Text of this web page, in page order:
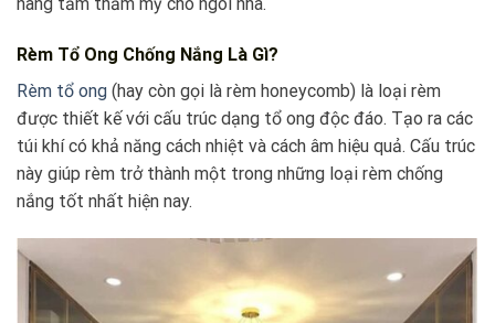
Rèm Tổ Ong Chống Nắng Là Gì?
Rèm tổ ong (hay còn gọi là rèm honeycomb) là loại rèm
được thiết kế với cấu trúc dạng tổ ong độc đáo. Tạo ra các
túi khí có khả năng cách nhiệt và cách âm hiệu quả. Cấu trúc
này giúp rèm trở thành một trong những loại rèm chống
nắng tốt nhất hiện nay.